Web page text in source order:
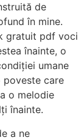
de
în mine.
gratuit pdf voci
înainte, o
umane
poveste care
o melodie
înainte.
a ne